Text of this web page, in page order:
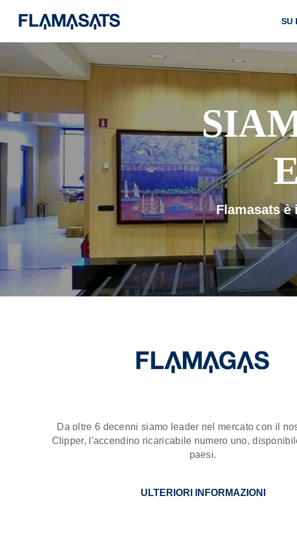
SU
Flamasats è
Da oltre 6 decenni siamo leader nel mercato con il
Clipper, l'accendino ricaricabile numero uno,
paesi.
ULTERIORI INFORMAZIONI